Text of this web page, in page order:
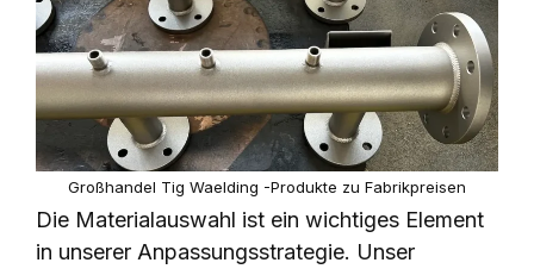
Großhandel Tig Waelding -Produkte zu Fabrikpreisen
Die Materialauswahl ist ein wichtiges Element
in unserer Anpassungsstrategie. Unser